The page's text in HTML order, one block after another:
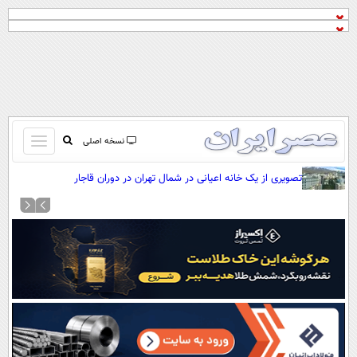
نسخه اصلی
باز
و
کردن
صفحه اول
آرشیو
نظرسنجی
آب و هوا
اوقات شرعی
سواد زندگی
تصویری از یک خانه اعیانی در شمال تهران در دوران قاجار